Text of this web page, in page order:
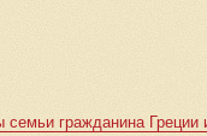
семьи гражданина